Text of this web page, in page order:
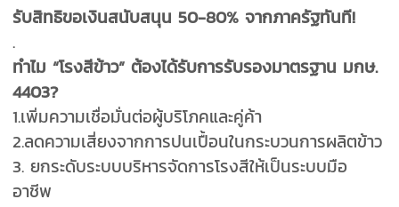
รับสิทธิขอเงินสนับสนุน 50-80% จากภาครัฐทันที!
.
ทำไม “โรงสีข้าว” ต้องได้รับการรับรองมาตรฐาน มกษ.
4403?
1.เพิ่มความเชื่อมั่นต่อผู้บริโภคและคู่ค้า
2.ลดความเสี่ยงจากการปนเปื้อนในกระบวนการผลิตข้าว
3. ยกระดับระบบบริหารจัดการโรงสีให้เป็นระบบมือ
อาชีพ